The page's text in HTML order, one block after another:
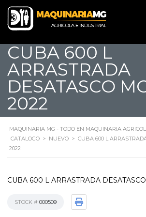
CUBA 600 L
ARRASTRADA
DESATASCO
2022
MAQUINARIA MG - TODO EN MAQUINARIA
CATALOGO > NUEVO > CUBA 600 L
2022
CUBA 600 L ARRASTRADA
STOCK # 000509